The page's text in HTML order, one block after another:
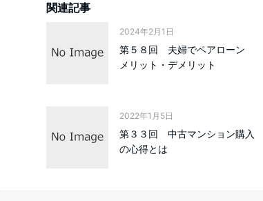
関連記事
2024年2月1日
第５８回 夫婦でペアローン
メリット・デメリット
2022年1月5日
第３３回 中古マンション購入
の心得とは